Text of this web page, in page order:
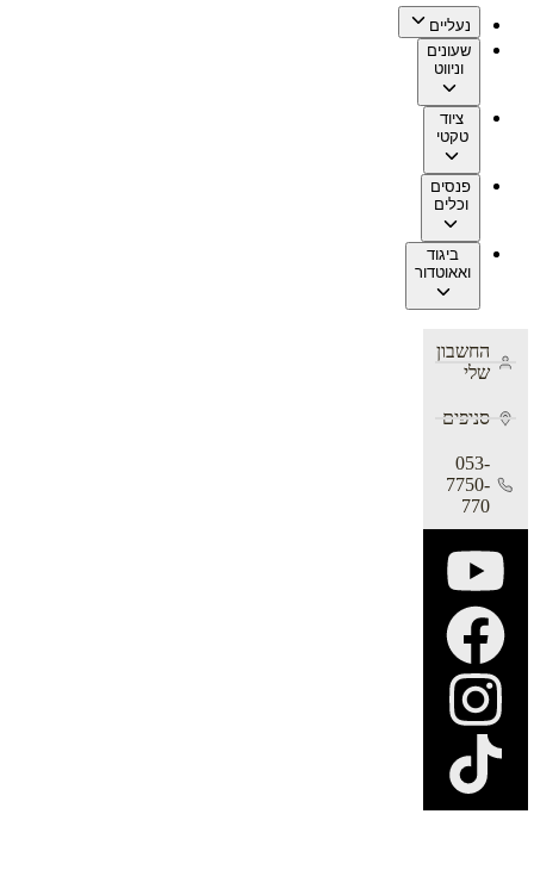
נעליים
שעונים
וניווט
ציוד
טקטי
פנסים
וכלים
ביגוד
ואאוטדור
החשבון
שלי
סניפים
053-
7750-
770